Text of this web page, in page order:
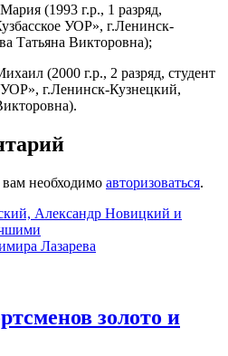
(1993 г.р., 1 разряд,
УОР», г.Ленинск-
Татьяна Викторовна);
(2000 г.р., 2 разряд, студент
г.Ленинск-Кузнецкий,
необходимо авторизоваться.
Александр Новицкий и
Лазарева
золото и